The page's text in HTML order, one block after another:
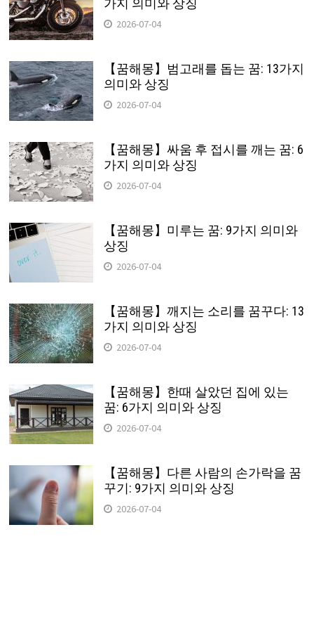
2026-07-04
【꿈해몽】범고래를 돕는 꿈: 13가지
의미와 상징
2026-07-04
【꿈해몽】싸움 후 접시를 깨는 꿈: 6
가지 의미와 상징
2026-07-04
【꿈해몽】미루는 꿈: 9가지 의미와
상징
2026-07-04
【꿈해몽】깨지는 소리를 꿈꾸다: 13
가지 의미와 상징
2026-07-04
【꿈해몽】한때 살았던 집에 있는
꿈: 6가지 의미와 상징
2026-07-04
【꿈해몽】다른 사람의 손가락을 꿈
꾸기: 9가지 의미와 상징
2026-07-04